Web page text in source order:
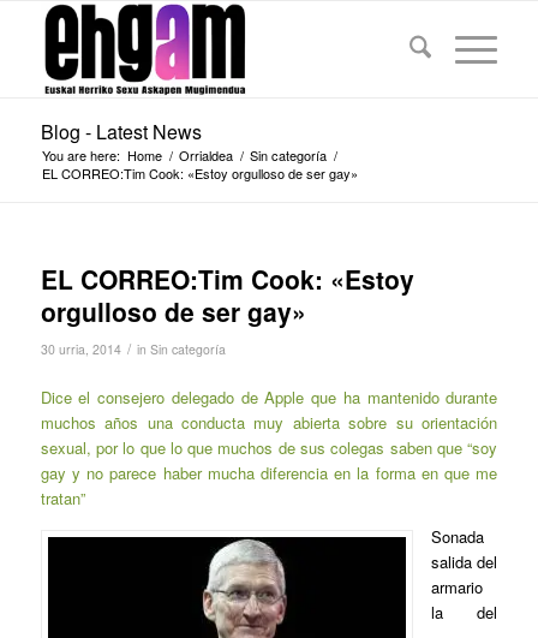
Blog - Latest News
You are here: Home / Orrialdea / Sin categoría /
EL CORREO:Tim Cook: «Estoy orgulloso de ser gay»
EL CORREO:Tim Cook: «Estoy
orgulloso de ser gay»
30 urria, 2014 / in Sin categoría
Dice el consejero delegado de Apple que ha mantenido durante
muchos años una conducta muy abierta sobre su orientación
sexual, por lo que lo que muchos de sus colegas saben que “soy
gay y no parece haber mucha diferencia en la forma en que me
tratan”
Sonada
salida del
armario
la del